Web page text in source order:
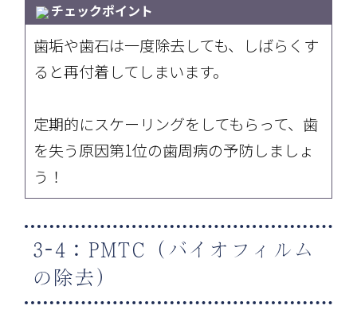
チェックポイント
歯垢や歯石は一度除去しても、しばらくす
ると再付着してしまいます。
定期的にスケーリングをしてもらって、歯
を失う原因第1位の歯周病の予防しましょ
う！
3-4：PMTC（バイオフィルム
の除去）